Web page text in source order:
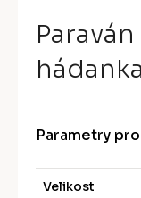
produktu
je
0,0
z
Parametry
Velikost